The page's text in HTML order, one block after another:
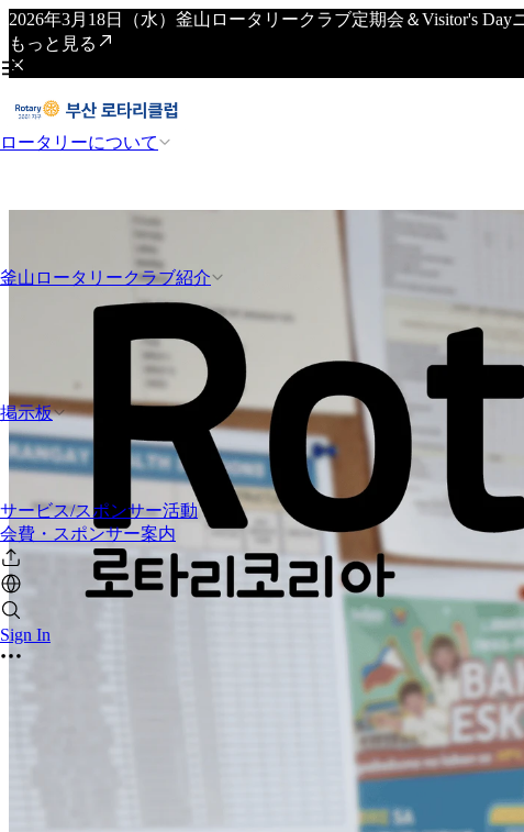
2026年3月18日（水）釜山ロータリークラブ定期会＆Visitor's
もっと見る
ロータリーについて
釜山ロータリークラブ紹介
掲示板
サービス/スポンサー活動
会費・スポンサー案内
Sign In